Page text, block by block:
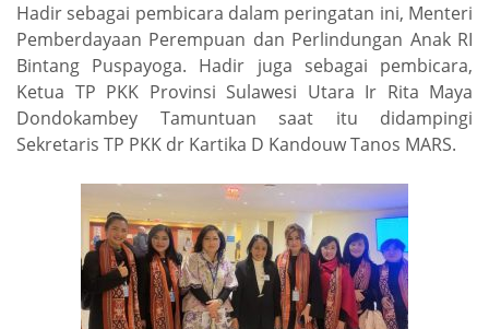
Hadir sebagai pembicara dalam peringatan ini, Menteri
Pemberdayaan Perempuan dan Perlindungan Anak RI
Bintang Puspayoga. Hadir juga sebagai pembicara,
Ketua TP PKK Provinsi Sulawesi Utara Ir Rita Maya
Dondokambey Tamuntuan saat itu didampingi
Sekretaris TP PKK dr Kartika D Kandouw Tanos MARS.